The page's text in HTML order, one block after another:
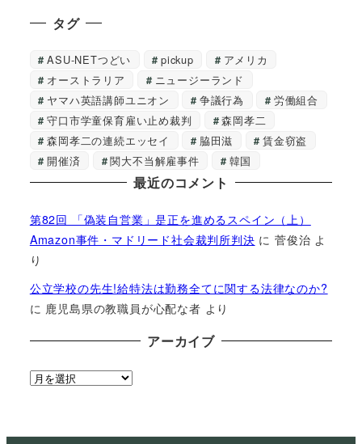
タグ
ASU-NETつどい pickup
アメリカ
オーストラリア
ニュージーランド
ヤマハ英語講師ユニオン
争議行為
労働組合
守口市学童保育雇い止め裁判
森岡孝二
森岡孝二の連続エッセイ
脇田滋
賃金窃盗
開催済
関大不当解雇事件 韓国
最近のコメント
第82回 「偽装自営業」是正を進めるスペイン（上）
Amazon事件・マドリード社会裁判所判決 に菅俊治 よ
り
公立学校の先生!給特法は勤務全てに関する法律なのか?
に 鹿児島県の教職員が心配な者 より
アーカイブ
ア
イ